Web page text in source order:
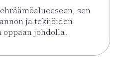
sen
ja tekijöiden
johdolla.
Opastetut